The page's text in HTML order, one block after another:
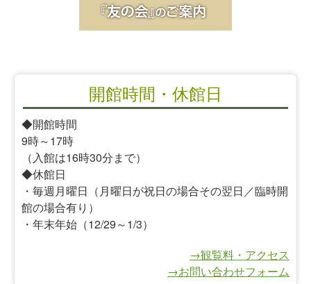
開館時間・休館日
◆開館時間
9時～17時
（入館は16時30分まで）
◆休館日
・毎週月曜日（月曜日が祝日の場合その翌日／臨時開
館の場合有り）
・年末年始（12/29～1/3）
→観覧料・アクセス
→お問い合わせフォーム